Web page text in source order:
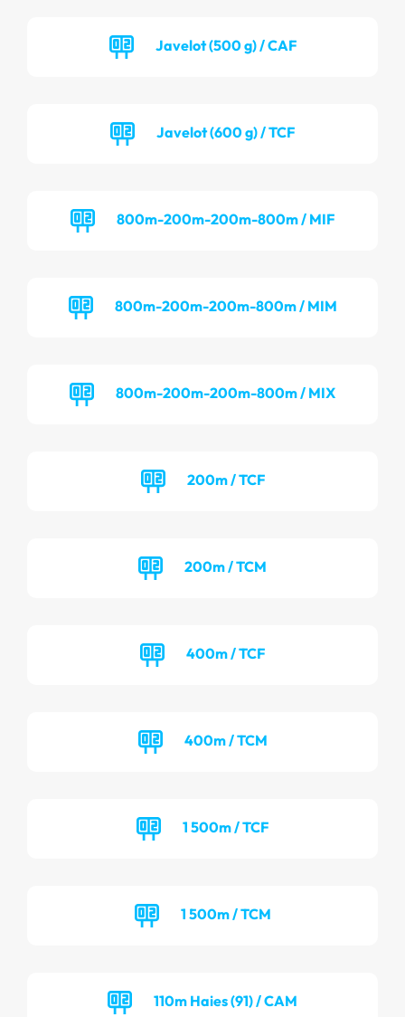
Javelot (500 g) / CAF
Javelot (600 g) / TCF
800m-200m-200m-800m / MIF
800m-200m-200m-800m / MIM
800m-200m-200m-800m / MIX
200m / TCF
200m / TCM
400m / TCF
400m / TCM
1 500m / TCF
1 500m / TCM
110m Haies (91) / CAM